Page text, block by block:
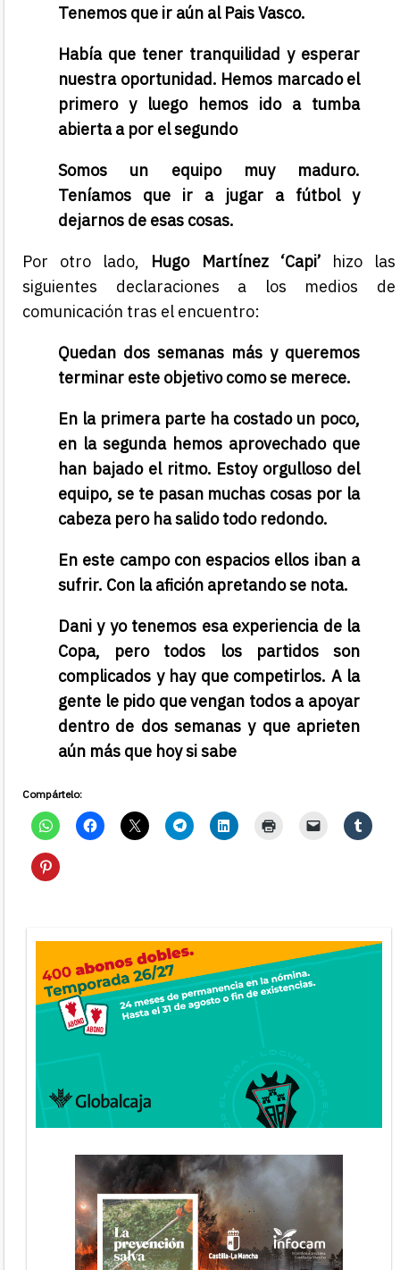
Tenemos que ir aún al Pais Vasco.
Había que tener tranquilidad y esperar
nuestra oportunidad. Hemos marcado el
primero y luego hemos ido a tumba
abierta a por el segundo
Somos un equipo muy maduro.
Teníamos que ir a jugar a fútbol y
dejarnos de esas cosas.
Por otro lado, Hugo Martínez ‘Capi’hizo las
siguientes declaraciones a los medios de
comunicación tras el encuentro:
Quedan dos semanas más y queremos
terminar este objetivo como se merece.
En la primera parte ha costado un poco,
en la segunda hemos aprovechado que
han bajado el ritmo. Estoy orgulloso del
equipo, se te pasan muchas cosas por la
cabeza pero ha salido todo redondo.
En este campo con espacios ellos iban a
sufrir. Con la afición apretando se nota.
Dani y yo tenemos esa experiencia de la
Copa, pero todos los partidos son
complicados y hay que competirlos. A la
gente le pido que vengan todos a apoyar
dentro de dos semanas y que aprieten
aún más que hoy si sabe
Compártelo: